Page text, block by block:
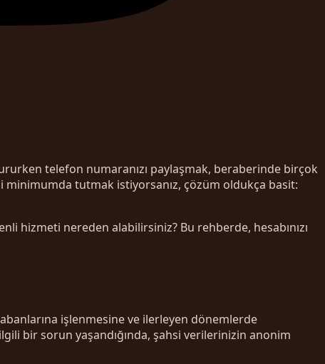
telefon numaranızı paylaşmak, beraberinde birçok
minimumda tutmak istiyorsanız, çözüm oldukça basit:
hizmeti nereden alabilirsiniz? Bu rehberde, hesabınızı
işlenmesine ve ilerleyen dönemlerde
bir sorun yaşandığında, şahsi verilerinizin anonim